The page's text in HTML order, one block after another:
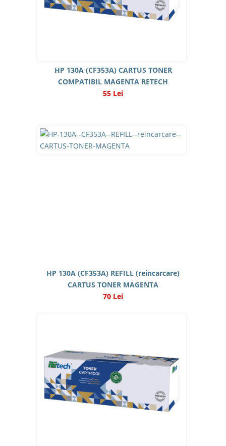
HP 130A (CF353A) CARTUS TONER
COMPATIBIL MAGENTA RETECH
55 Lei
HP 130A (CF353A) REFILL (reincarcare)
CARTUS TONER MAGENTA
70 Lei